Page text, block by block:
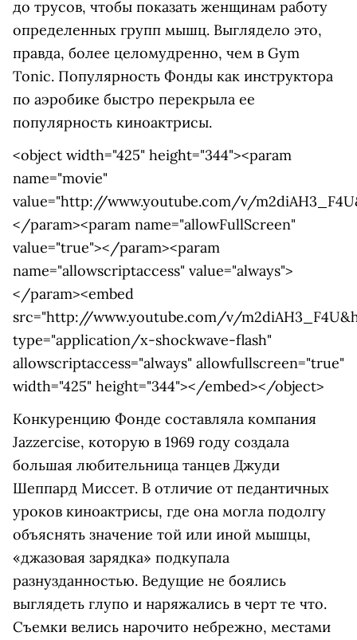
до трусов, чтобы показать женщинам работу
определенных групп мышц. Выглядело это,
правда, более целомудренно, чем в Gym
Tonic. Популярность Фонды как инструктора
по аэробике быстро перекрыла ее
популярность киноактрисы.
<object width="425" height="344"><param
name="movie"
value="http://www.youtube.com/v/
</param><param name="allowFullScreen"
value="true"></param><param
name="allowscriptaccess" value="always">
</param><embed
src="http://www.youtube.com/v/
type="application/x-shockwave-flash"
allowscriptaccess="always" allowfullscreen="true"
width="425" height="344"></embed></object>
Конкуренцию Фонде составляла компания
Jazzercise, которую в 1969 году создала
большая любительница танцев Джуди
Шеппард Миссет. В отличие от педантичных
уроков киноактрисы, где она могла подолгу
объяснять значение той или иной мышцы,
«джазовая зарядка» подкупала
разнузданностью. Ведущие не боялись
выглядеть глупо и наряжались в черт те что.
Съемки велись нарочито небрежно, местами